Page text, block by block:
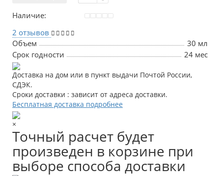
Наличие:
2 отзывов
Объем
30 мл
Срок годности
24 мес
Доставка на дом или в пункт выдачи Почтой России,
СДЭК.
Сроки доставки : зависит от адреса доставки.
Бесплатная доставка подробнее
×
Точный расчет будет
произведен в корзине при
выборе способа доставки